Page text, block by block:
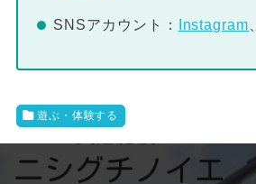
SNSアカウント： Instagram
遊ぶ・体験する